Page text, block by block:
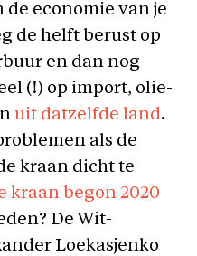
de economie van je
de helft berust op
en dan nog
(!) op import, olie-
uit datzelfde land.
als de
kraan dicht te
kraan begon 2020
De Wit-
Loekasjenko